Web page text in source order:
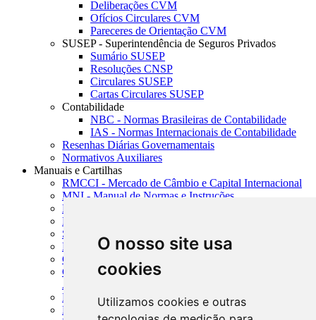
O nosso site usa
cookies
Utilizamos cookies e outras
Deliberações CVM
Ofícios Circulares CVM
Pareceres de Orientação CVM
SUSEP - Superintendência de Seguros Privados
Sumário SUSEP
Resoluções CNSP
Circulares SUSEP
Cartas Circulares SUSEP
Contabilidade
NBC - Normas Brasileiras de Contabilidade
IAS - Normas Internacionais de Contabilidade
Resenhas Diárias Governamentais
Normativos Auxiliares
Manuais e Cartilhas
RMCCI - Mercado de Câmbio e Capital Internacional
MNI - Manual de Normas e Instruções
MTVM - Manual de Títulos e Valores Mobiliários
MCR - Manual de Crédito Rural
SISORF - Manual de Organização do SFN
MASUP - Manual de Supervisão Bancária
CADOC - Catálogo de Documentos
CNAE-CONCLA - Classificação Nacional de
Atividades Econômicas
PMF - Cartilhas do BCB
Manuais Auxiliares do BCB e Cosif-e